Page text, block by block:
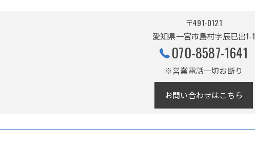
〒491-0121
愛知県一宮市島村字辰已出1-1
070-8587-1641
※営業電話一切お断り
お問い合わせはこちら